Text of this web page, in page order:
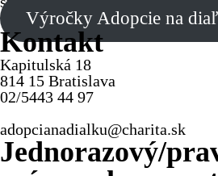
Výročky Adopcie na
Kontakt
Kapitulská 18
814 15 Bratislava
02/5443 44 97
adopcianadialku@charita.sk
Jednorazový/